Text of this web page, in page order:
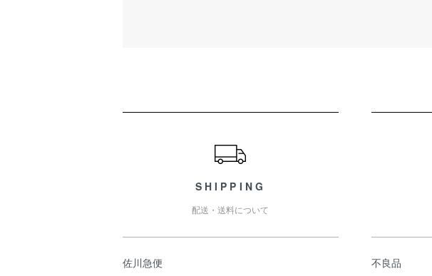
SHIPPING
配送・送料について
佐川急便
不良品